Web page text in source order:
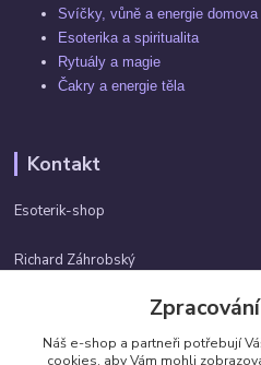
Svíčky, vůně a energie domova
Esoterika a spiritualita
Rytuály a magie
Čakry a energie těla
Kontakt
Esoterik-shop
Richard Záhrobský
info@esoterik-shop.cz
Náš e-shop a partneři potřebují
cookies, aby Vám mohli